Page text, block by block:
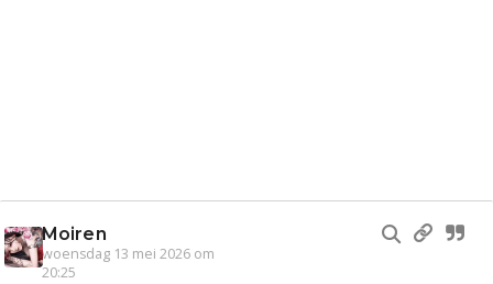
Moiren
woensdag 13 mei 2026 om
20:25